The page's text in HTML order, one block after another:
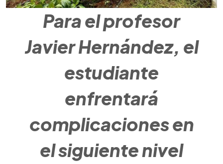
Para el profesor
Javier Hernández, el
estudiante
enfrentará
complicaciones en
el siguiente nivel